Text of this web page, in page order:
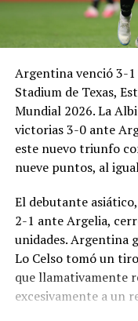
Argentina venció 3-1
Stadium de Texas,
Mundial 2026. La
victorias 3-0 ante
este nuevo triunfo
nueve puntos, al
El debutante
2-1 ante Argelia,
unidades. Argentina
Lo Celso tomó un
que llamativamente
excesivamente a un